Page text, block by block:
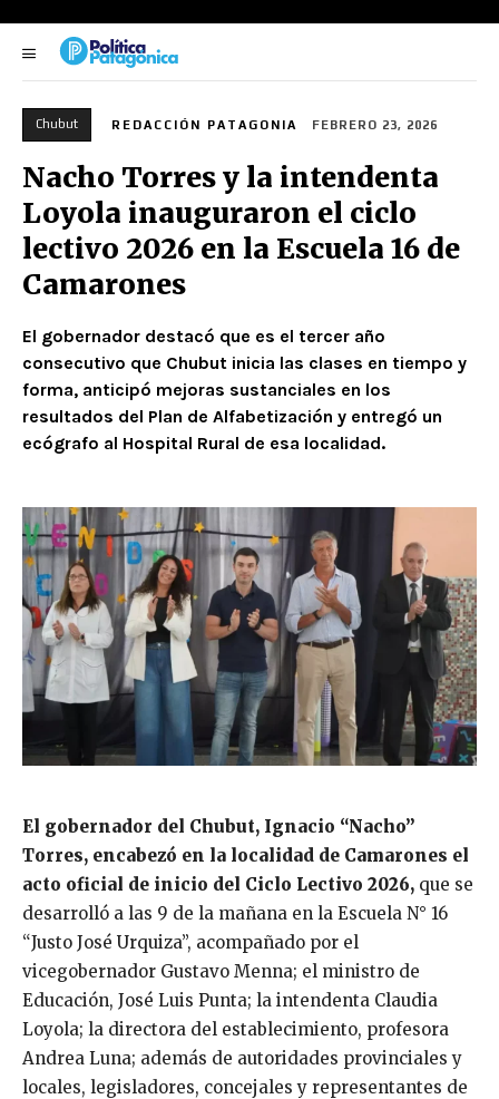
Chubut REDACCIÓN PATAGONIA FEBRERO 23, 2026
Nacho Torres y la intendenta
Loyola inauguraron el ciclo
lectivo 2026 en la Escuela 16 de
Camarones
El gobernador destacó que es el tercer año
consecutivo que Chubut inicia las clases en tiempo y
forma, anticipó mejoras sustanciales en los
resultados del Plan de Alfabetización y entregó un
ecógrafo al Hospital Rural de esa localidad.
El gobernador del Chubut, Ignacio “Nacho”
Torres, encabezó en la localidad de Camarones el
acto oficial de inicio del Ciclo Lectivo 2026, que se
desarrolló a las 9 de la mañana en la Escuela N° 16
“Justo José Urquiza”, acompañado por el
vicegobernador Gustavo Menna; el ministro de
Educación, José Luis Punta; la intendenta Claudia
Loyola; la directora del establecimiento, profesora
Andrea Luna; además de autoridades provinciales y
locales, legisladores, concejales y representantes de